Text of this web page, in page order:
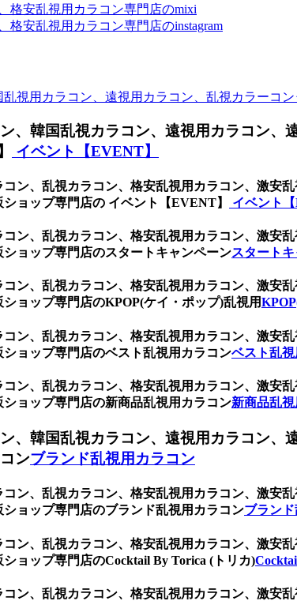
格安乱視用カラコン専門店のmixi
安乱視用カラコン専門店のinstagram
視用カラコン、遠視用カラコン、乱視カラーコン
韓国乱視カラコン、遠視用カラコン、
イベント【EVENT】
ン、乱視カラコン、格安乱視用カラコン、激安
ョップ専門店の イベント【EVENT】
イベント
ン、乱視カラコン、格安乱視用カラコン、激安
ョップ専門店のスタートキャンペーンスタート
ン、乱視カラコン、格安乱視用カラコン、激安
ョップ専門店のKPOP(ケイ・ポップ)乱視用
ン、乱視カラコン、格安乱視用カラコン、激安
ョップ専門店のベスト乱視用カラコンベスト乱
ン、乱視カラコン、格安乱視用カラコン、激安
ョップ専門店の新商品乱視用カラコン新商品乱
韓国乱視カラコン、遠視用カラコン、
ンブランド乱視用カラコン
ン、乱視カラコン、格安乱視用カラコン、激安
ョップ専門店のブランド乱視用カラコンブラン
ン、乱視カラコン、格安乱視用カラコン、激安
ョップ専門店のCocktail By Torica (トリカ)
ン、乱視カラコン、格安乱視用カラコン、激安